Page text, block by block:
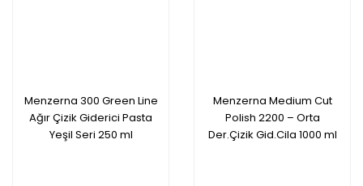
Menzerna 300 Green Line
Ağır Çizik Giderici Pasta
Yeşil Seri 250 ml
Menzerna Medium Cut
Polish 2200 – Orta
Der.Çizik Gid.Cila 1000 ml